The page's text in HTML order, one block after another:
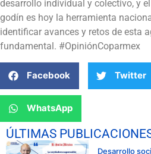
desarrollo individual y colectivo, y
godín es hoy la herramienta
identificar avances y retos de esta
fundamental. #OpiniónCoparmex
Facebook Twitter
WhatsApp
ÚLTIMAS
Desarrollo